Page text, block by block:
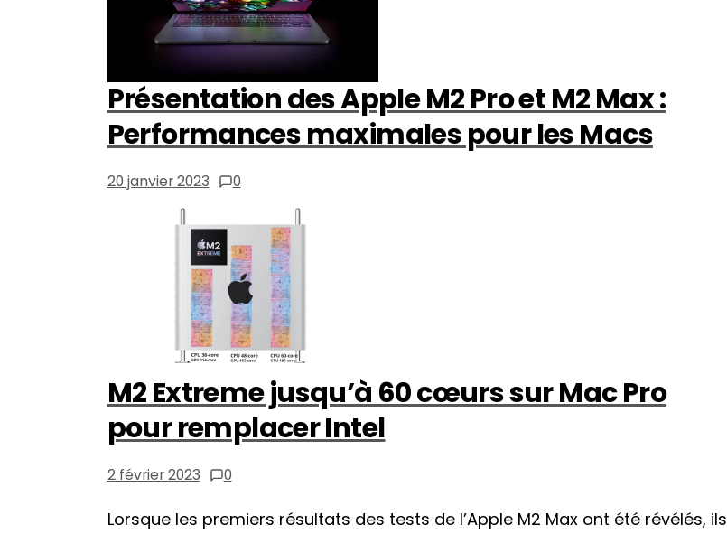
Présentation des Apple M2 Pro et M2 Max :
Performances maximales pour les Macs
20 janvier 2023 0
M2 Extreme jusqu’à 60 cœurs sur Mac Pro
pour remplacer Intel
2 février 2023 0
Lorsque les premiers résultats des tests de l’Apple M2 Max ont été révélés, ils